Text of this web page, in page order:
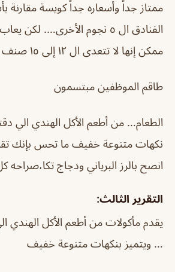
ممتاز جداً وأسعاره جداً كويسة مقارنة
الفنادق ال ٥ نجوم الأخرى….
ممكن إنها لا تتعدى ال ١٢ إلى ١٥ صنف فقط
طاقم الموظفين مبتسمون
الطعام… من أطعم الأكل الهندي الي
نكهات متنوعة خفيف ما تحس بإنك
انصح بالرز البرياني ودجاج
التقرير الثالث:
يقدم مأكولات من أطعم الأكل الهندي
… ويتميز بنكهات متنوعة خفيف